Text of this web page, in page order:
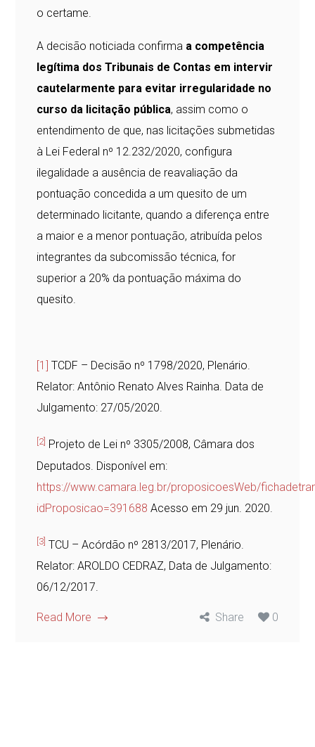
o certame.
A decisão noticiada confirma a competência
legítima dos Tribunais de Contas em intervir
cautelarmente para evitar irregularidade no
curso da licitação pública, assim como o
entendimento de que, nas licitações submetidas
à Lei Federal nº 12.232/2020, configura
ilegalidade a ausência de reavaliação da
pontuação concedida a um quesito de um
determinado licitante, quando a diferença entre
a maior e a menor pontuação, atribuída pelos
integrantes da subcomissão técnica, for
superior a 20% da pontuação máxima do
quesito.
[1]
TCDF – Decisão nº 1798/2020, Plenário.
Relator: Antônio Renato Alves Rainha. Data de
Julgamento: 27/05/2020.
[2] Projeto de Lei nº 3305/2008, Câmara dos
Deputados. Disponível em:
https://www.camara.leg.br/proposicoesWeb/
idProposicao=391688 Acesso em 29 jun. 2020.
[3] TCU – Acórdão nº 2813/2017, Plenário.
Relator: AROLDO CEDRAZ, Data de Julgamento:
06/12/2017.
Read More Share 0